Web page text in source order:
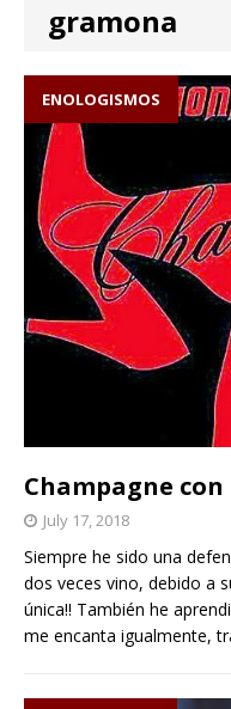
gramona
ENOLOGISMOS
Champagne
July 17, 2018
Siempre he sido una
dos veces vino, debido a
única!! También he
me encanta igualmente,